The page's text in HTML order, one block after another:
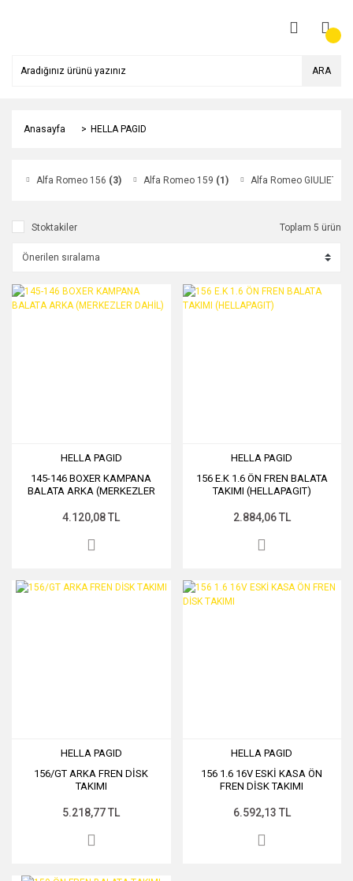
ARA
Anasayfa HELLA PAGID
Alfa Romeo 156 (3) Alfa Romeo 159 (1) Alfa Romeo GIULIETTA
Stoktakiler Toplam 5 ürün
HELLA PAGID
145-146 BOXER KAMPANA
BALATA ARKA (MERKEZLER
4.120,08 TL
HELLA PAGID
156 E.K 1.6 ÖN FREN BALATA
TAKIMI (HELLAPAGIT)
2.884,06 TL
HELLA PAGID
156/GT ARKA FREN DİSK
TAKIMI
5.218,77 TL
HELLA PAGID
156 1.6 16V ESKİ KASA ÖN
FREN DİSK TAKIMI
6.592,13 TL